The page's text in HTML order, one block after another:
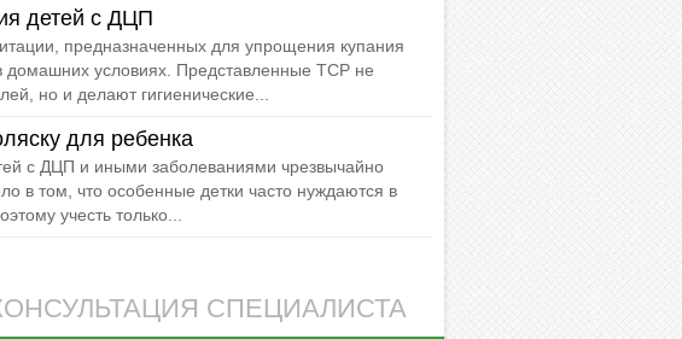
детей с ДЦП
предназначенных для упрощения купания
условиях. Представленные ТСР не
но и делают гигиенические...
для ребенка
с ДЦП и иными заболеваниями чрезвычайно
в том, что особенные детки часто нуждаются в
учесть только...
СПЕЦИАЛИСТА